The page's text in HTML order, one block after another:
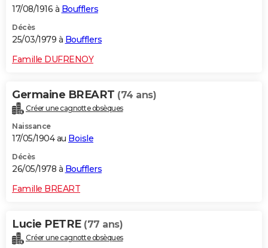
17/08/1916 à Boufflers
Décès
25/03/1979 à Boufflers
Famille DUFRENOY
Germaine BREART (74 ans)
Créer une cagnotte obsèques
Naissance
17/05/1904 au Boisle
Décès
26/05/1978 à Boufflers
Famille BREART
Lucie PETRE (77 ans)
Créer une cagnotte obsèques